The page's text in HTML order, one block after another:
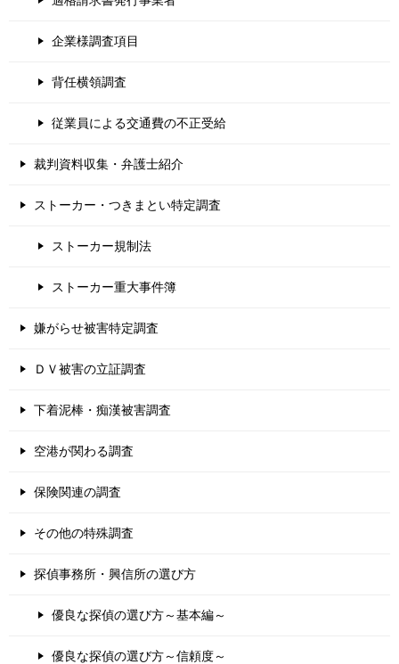
企業様調査項目
背任横領調査
従業員による交通費の不正受給
裁判資料収集・弁護士紹介
ストーカー・つきまとい特定調査
ストーカー規制法
ストーカー重大事件簿
嫌がらせ被害特定調査
ＤＶ被害の立証調査
下着泥棒・痴漢被害調査
空港が関わる調査
保険関連の調査
その他の特殊調査
探偵事務所・興信所の選び方
優良な探偵の選び方～基本編～
優良な探偵の選び方～信頼度～